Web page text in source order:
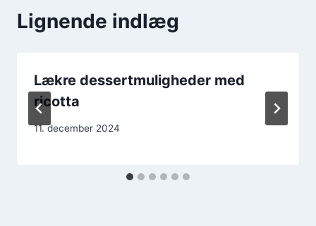
Lignende indlæg
Lækre dessertmuligheder med
ricotta
11. december 2024